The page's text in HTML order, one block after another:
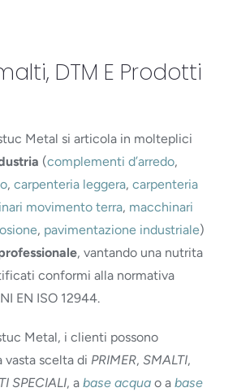
DTM E Prodotti
Metal si articola in molteplici
(complementi d’arredo,
, carpenteria leggera, carpenteria
movimento terra, macchinari
, pavimentazione industriale)
, vantando una nutrita
conformi alla normativa
EN ISO 12944.
Metal, i clienti possono
vasta scelta di PRIMER, SMALTI,
SPECIALI, a base acquao a base